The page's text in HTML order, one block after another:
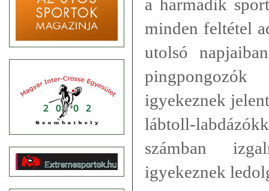
a harmadik
minden feltétel
utolsó
igyekeznek
lábtoll-
számban
igyekeznek